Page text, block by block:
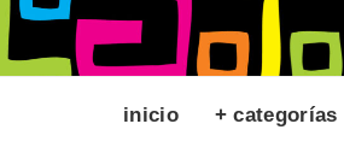
inicio + categorías